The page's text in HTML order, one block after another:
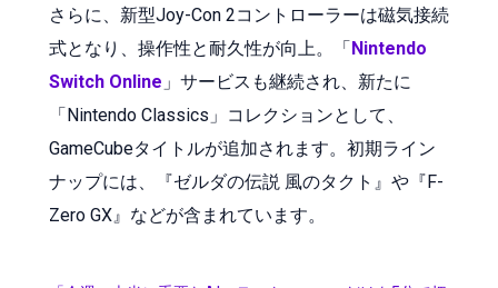
さらに、新型Joy-Con 2コントローラーは磁気接続
式となり、操作性と耐久性が向上。「 Nintendo
Switch Online 」サービスも継続され、新たに
「Nintendo Classics」コレクションとして、
GameCubeタイトルが追加されます。初期ライン
ナップには、『ゼルダの伝説 風のタクト』や『F-
Zero GX』などが含まれています。